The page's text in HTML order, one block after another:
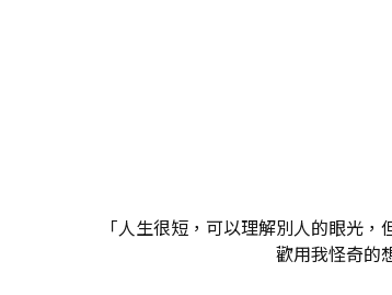
「人生很短，可以理解別人的眼光
歡用我怪奇的